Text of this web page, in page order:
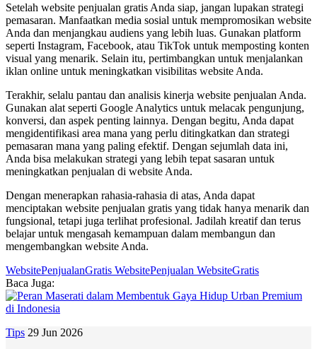
Setelah website penjualan gratis Anda siap, jangan lupakan strategi
pemasaran. Manfaatkan media sosial untuk mempromosikan website
Anda dan menjangkau audiens yang lebih luas. Gunakan platform
seperti Instagram, Facebook, atau TikTok untuk memposting konten
visual yang menarik. Selain itu, pertimbangkan untuk menjalankan
iklan online untuk meningkatkan visibilitas website Anda.
Terakhir, selalu pantau dan analisis kinerja website penjualan Anda.
Gunakan alat seperti Google Analytics untuk melacak pengunjung,
konversi, dan aspek penting lainnya. Dengan begitu, Anda dapat
mengidentifikasi area mana yang perlu ditingkatkan dan strategi
pemasaran mana yang paling efektif. Dengan sejumlah data ini,
Anda bisa melakukan strategi yang lebih tepat sasaran untuk
meningkatkan penjualan di website Anda.
Dengan menerapkan rahasia-rahasia di atas, Anda dapat
menciptakan website penjualan gratis yang tidak hanya menarik dan
fungsional, tetapi juga terlihat profesional. Jadilah kreatif dan terus
belajar untuk mengasah kemampuan dalam membangun dan
mengembangkan website Anda.
WebsitePenjualanGratis WebsitePenjualan WebsiteGratis
Baca Juga:
Tips 29 Jun 2026